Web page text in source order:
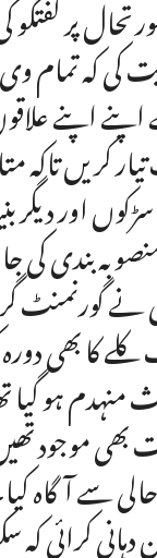
پر
کی کہ تمام
اپنے
کریں تاکہ
اور دیگر
بندی کی
گورنمنٹ
کا بھی
ہو گیا
بھی موجود
سے آگاہ
کرائی کہ